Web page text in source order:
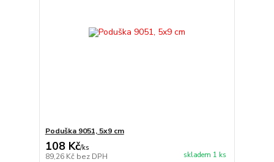
Poduška 9051, 5x9 cm
108 Kč/ks
89,26 Kč bez DPH skladem 1 ks